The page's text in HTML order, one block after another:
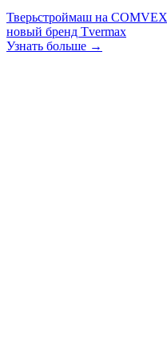
Тверьстроймаш на
новый бренд Tvermax
Узнать больше →